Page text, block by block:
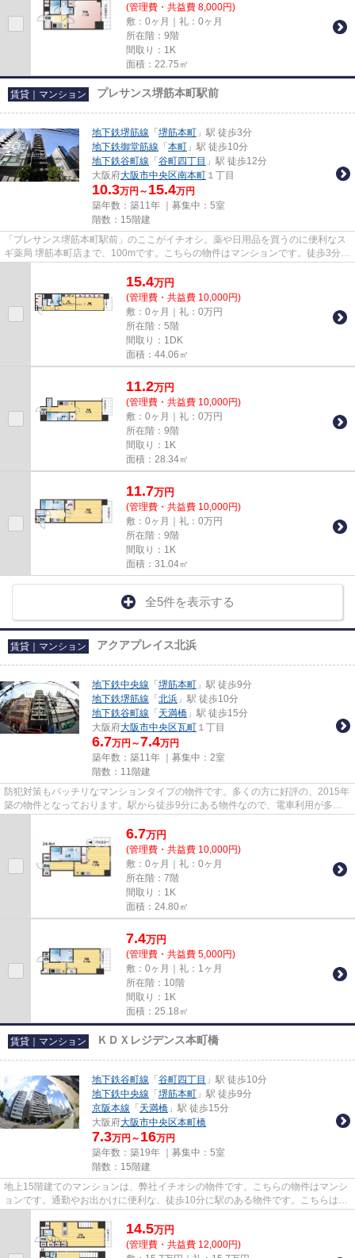
(管理費・共益費 8,000円)
敷：0ヶ月｜礼：0ヶ月
所在階：9階
間取り：1K
面積：22.75㎡
賃貸｜マンション プレサンス堺筋本町駅前
地下鉄堺筋線 「 堺筋本町 」駅 徒歩3分
地下鉄御堂筋線 「 本町 」駅 徒歩10分
地下鉄谷町線 「 谷町四丁目 」駅 徒歩12分
大阪府大阪市中央区南本町 １丁目
10.3万円～ 15.4万円
築年数：築11年 ｜募集中： 5室
階数：15階建
「プレサンス堺筋本町駅前」のここがイチオシ。薬や日用品を買うのに便利なス
ギ薬局 堺筋本町店まで、100mです。こちらの物件はマンションです。徒歩3分で
15.4万円
(管理費・共益費 10,000円)
敷：0ヶ月｜礼：0万円
所在階：5階
間取り：1DK
面積：44.06㎡
11.2万円
(管理費・共益費 10,000円)
敷：0ヶ月｜礼：0万円
所在階：9階
間取り：1K
面積：28.34㎡
11.7万円
(管理費・共益費 10,000円)
敷：0ヶ月｜礼：0万円
所在階：9階
間取り：1K
面積：31.04㎡
全5件を表示する
賃貸｜マンション アクアプレイス北浜
地下鉄中央線 「 堺筋本町 」駅 徒歩9分
地下鉄堺筋線 「 北浜 」駅 徒歩10分
地下鉄谷町線 「 天満橋 」駅 徒歩15分
大阪府大阪市中央区瓦町 １丁目
6.7万円～7.4万円
築年数：築11年 ｜募集中： 2室
階数：11階建
防犯対策もバッチリなマンションタイプの物件です。多くの方に好評の、2015年
築の物件となっております。駅から徒歩9分にある物件なので、電車利用が多い
6.7万円
(管理費・共益費 10,000円)
敷：0ヶ月｜礼：0ヶ月
所在階：7階
間取り：1K
面積：24.80㎡
7.4万円
(管理費・共益費 5,000円)
敷：0ヶ月｜礼：1ヶ月
所在階：10階
間取り：1K
面積：25.18㎡
賃貸｜マンション ＫＤＸレジデンス本町橋
地下鉄谷町線 「 谷町四丁目 」駅 徒歩10分
地下鉄中央線 「 堺筋本町 」駅 徒歩9分
京阪本線 「 天満橋 」駅 徒歩15分
大阪府大阪市中央区本町橋
7.3万円～ 16万円
築年数：築19年 ｜募集中： 5室
階数：15階建
地上15階建てのマンションは、弊社イチオシの物件です。こちらの物件はマンシ
ョンです。通勤やお出かけに便利な、徒歩10分に駅のある物件です。こちらはエ
14.5万円
(管理費・共益費 12,000円)